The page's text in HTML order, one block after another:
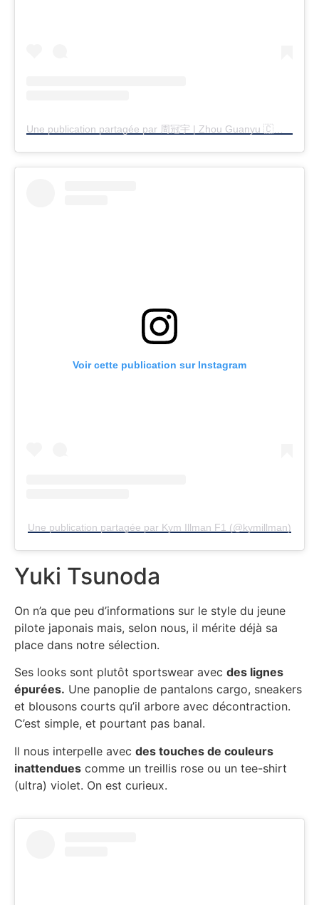
Yuki Tsunoda
On n’a que peu d’informations sur le style du jeune
pilote japonais mais, selon nous, il mérite déjà sa
place dans notre sélection.
Ses looks sont plutôt sportswear avec des lignes
épurées. Une panoplie de pantalons cargo, sneakers
et blousons courts qu’il arbore avec décontraction.
C’est simple, et pourtant pas banal.
Il nous interpelle avec des touches de couleurs
inattendues comme un treillis rose ou un tee-shirt
(ultra) violet. On est curieux.
Voir cette publication sur Instagram
Une publication partagée par Kym Illman F1 (@kymillman)